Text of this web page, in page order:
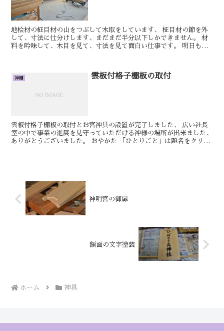
地桧材の柾目材の山をつぶして木取をしています、 柾目材の節を外
して、寸法に仕分けします、まだまだ半分以下しかできません。 材
料を吟味して、木目を見て、寸法を見て面白い仕事です。 明日もき
神棚 雲板付格子棚板の取付
雲板付格子棚板の取付とお宮神具の設置が完了しました、 広い社長
室の中で事業の進展を見守っていただける神様の場所が出来ました、
ありがとうございました。 おやかた 「ひとりごと」は題名をクリッ
神明宮の御扉
額面の文字塗装
ホーム 神具